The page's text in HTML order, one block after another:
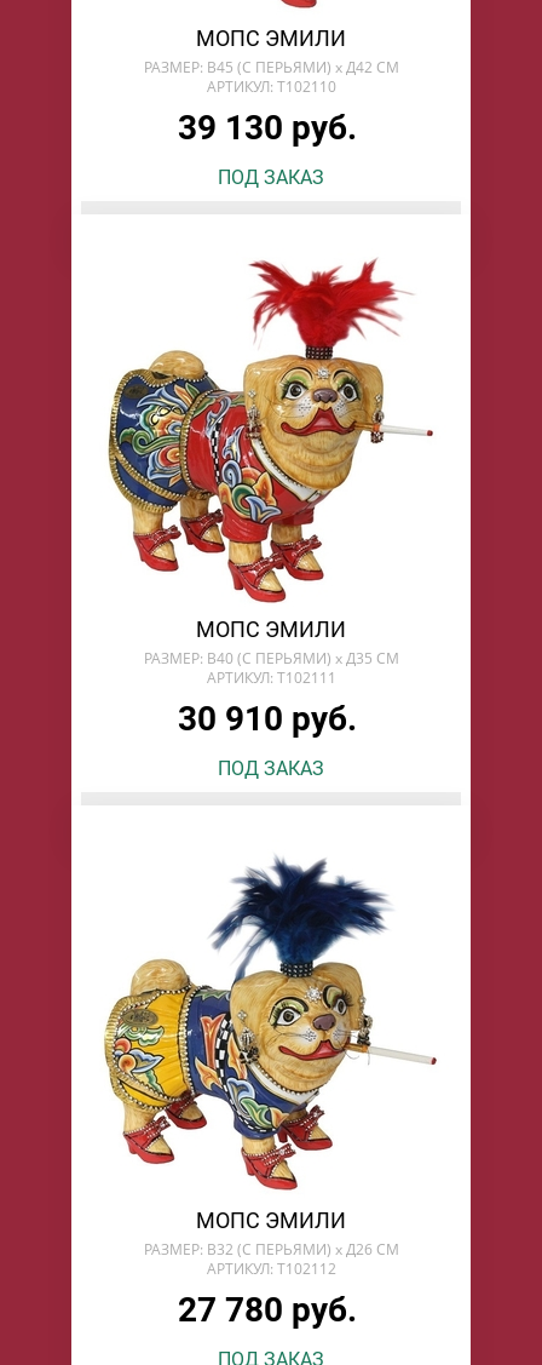
МОПС ЭМИЛИ
РАЗМЕР: В45 (С ПЕРЬЯМИ) х Д42 СМ
АРТИКУЛ: T102110
39 130 руб.
ПОД ЗАКАЗ
МОПС ЭМИЛИ
РАЗМЕР: В40 (С ПЕРЬЯМИ) х Д35 СМ
АРТИКУЛ: T102111
30 910 руб.
ПОД ЗАКАЗ
МОПС ЭМИЛИ
РАЗМЕР: В32 (С ПЕРЬЯМИ) х Д26 СМ
АРТИКУЛ: T102112
27 780 руб.
ПОД ЗАКАЗ